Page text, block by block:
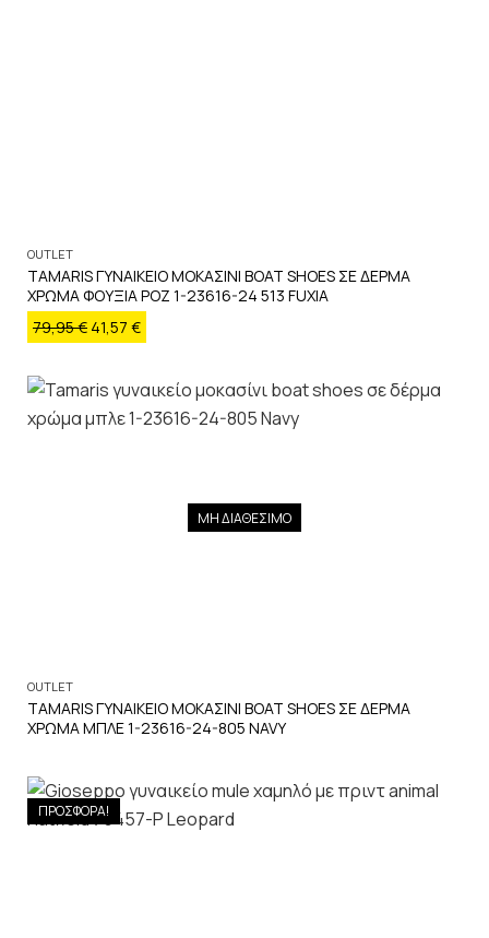
OUTLET
TAMARIS ΓΥΝΑΙΚΕΙΟ ΜΟΚΑΣΙΝΙ BOAT SHOES ΣΕ ΔΕΡΜΑ
ΧΡΩΜΑ ΦΟΥΞΙΑ ΡΟΖ 1-23616-24 513 FUXIA
79,95€ 41,57 €
ΜΗ ΔΙΑΘΕΣΙΜΟ
OUTLET
TAMARIS ΓΥΝΑΙΚΕΙΟ ΜΟΚΑΣΙΝΙ BOAT SHOES ΣΕ ΔΕΡΜΑ
ΧΡΩΜΑ ΜΠΛΕ 1-23616-24-805 NAVY
ΠΡΟΣΦΟΡΑ!